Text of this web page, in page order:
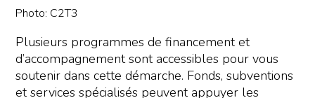
Photo: C2T3
Plusieurs programmes de financement et
d’accompagnement sont accessibles pour vous
soutenir dans cette démarche. Fonds, subventions
et services spécialisés peuvent appuyer les